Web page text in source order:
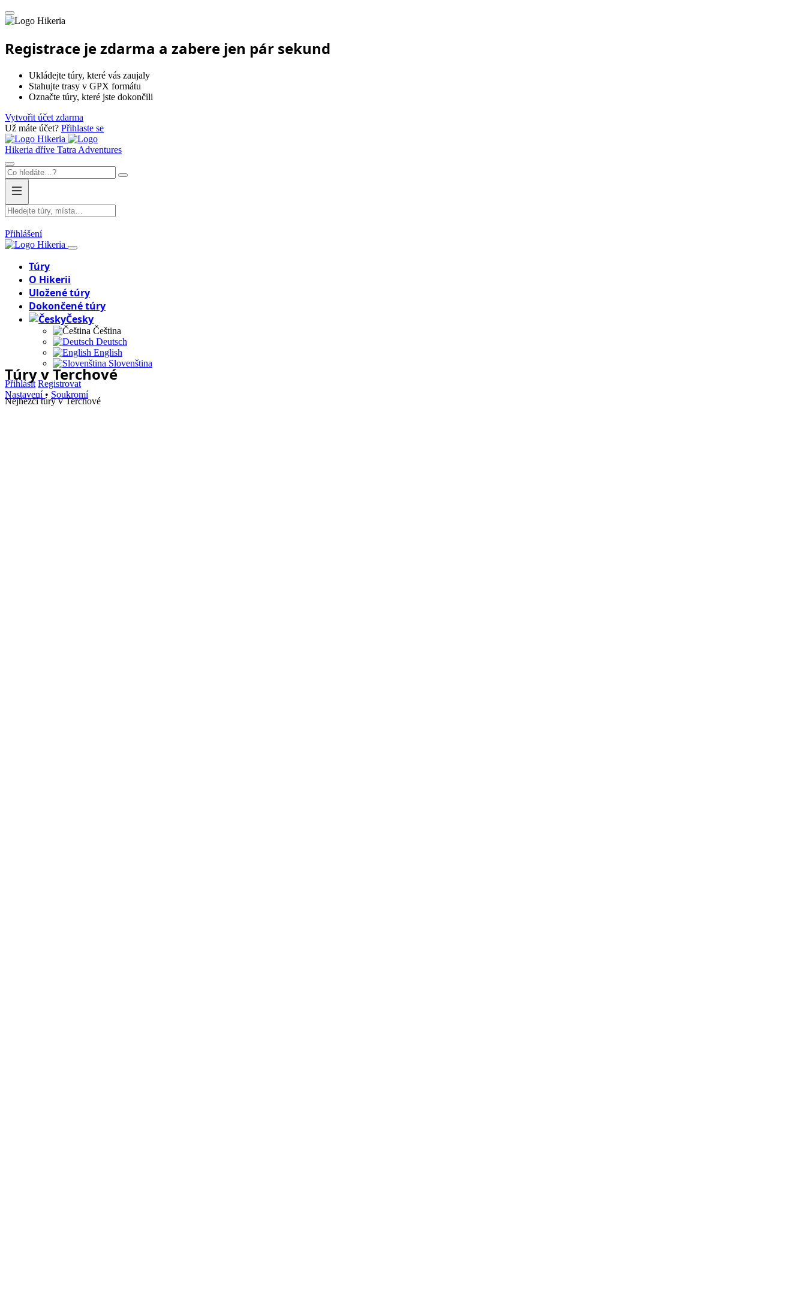
Hikeria
Registrace je zdarma a zabere jen pár sekund
Ukládejte túry, které vás zaujaly
Stahujte trasy v GPX formátu
Označte túry, které jste dokončili
Vytvořit účet zdarma
Už máte účet? Přihlaste se
Hikeria
Hikeria dříve Tatra Adventures
Přihlášení
Hikeria
Túry
O Hikerii
Uložené túry
Dokončené túry
Česky
Čeština
Deutsch
English
Slovenština
Přihlásit Registrovat
Nastavení • Soukromí
Túryv Terchové
Nejhezčí túry v Terchové